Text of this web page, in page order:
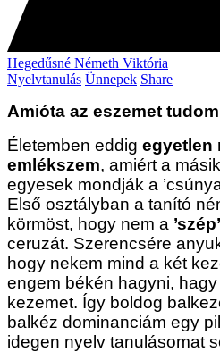
Hegedűsné Németh Viktória
Nyelvtanulás Ünnepek Share
Amióta az eszemet
Életemben eddig egyetlen
emlékszem, amiért a
egyesek mondják a
Első osztályban a tanító
körmöst, hogy nem a
ceruzát. Szerencsére
hogy nekem mind a két
engem békén hagyni,
kezemet. Így boldog
balkéz dominanciám egy
idegen nyelv tanulásomat